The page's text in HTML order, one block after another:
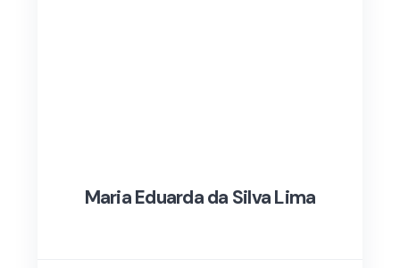
Maria Eduarda da Silva Lima